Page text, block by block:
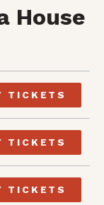
House
TICKETS
TICKETS
TICKETS